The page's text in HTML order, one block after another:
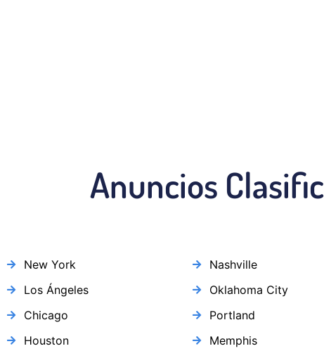
Anuncios
New York
Los Ángeles
Chicago
Houston
Nashville
Oklahoma City
Portland
Memphis